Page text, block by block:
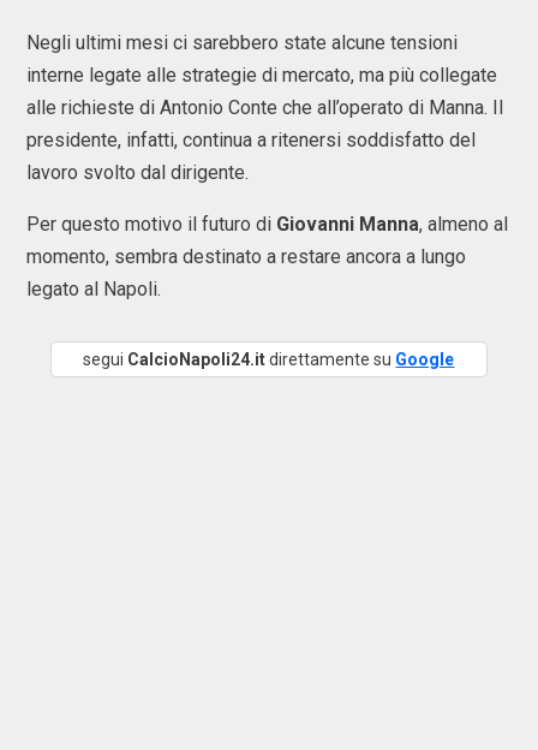
Negli ultimi mesi ci sarebbero state alcune tensioni
interne legate alle strategie di mercato, ma più collegate
alle richieste di Antonio Conte che all’operato di Manna. Il
presidente, infatti, continua a ritenersi soddisfatto del
lavoro svolto dal dirigente.
Per questo motivo il futuro di Giovanni Manna, almeno al
momento, sembra destinato a restare ancora a lungo
legato al Napoli.
segui CalcioNapoli24.itdirettamente su Google